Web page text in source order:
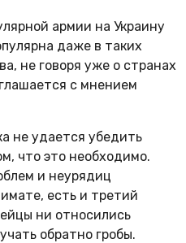
армии на Украину
даже в таких
не говоря уже о странах
с мнением
не удается убедить
что это необходимо.
и неурядиц
есть и третий
ни относились
обратно гробы.